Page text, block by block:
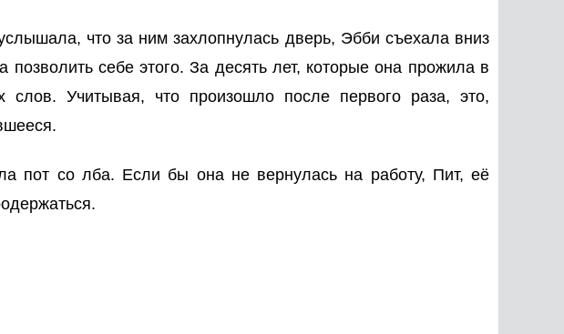
что за ним захлопнулась дверь, Эбби съехала вниз
себе этого. За десять лет, которые она прожила в
Учитывая, что произошло после первого раза, это,
пот со лба. Если бы она не вернулась на работу, Пит, её